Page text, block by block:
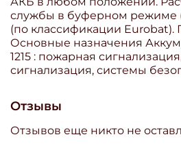
службы в буферном режиме
(по классификации Eurobat).
Основные назначения
1215 : пожарная
сигнализация, системы
Отзывы
Отзывов еще никто не